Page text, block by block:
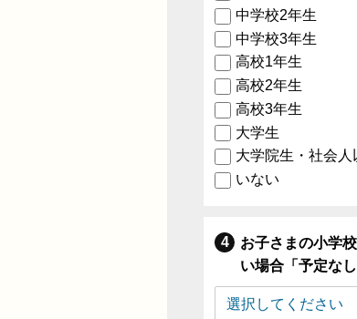
中学校2年生
中学校3年生
高校1年生
高校2年生
高校3年生
大学生
大学院生・社会人
いない
お子さまの小学
い場合「予定な